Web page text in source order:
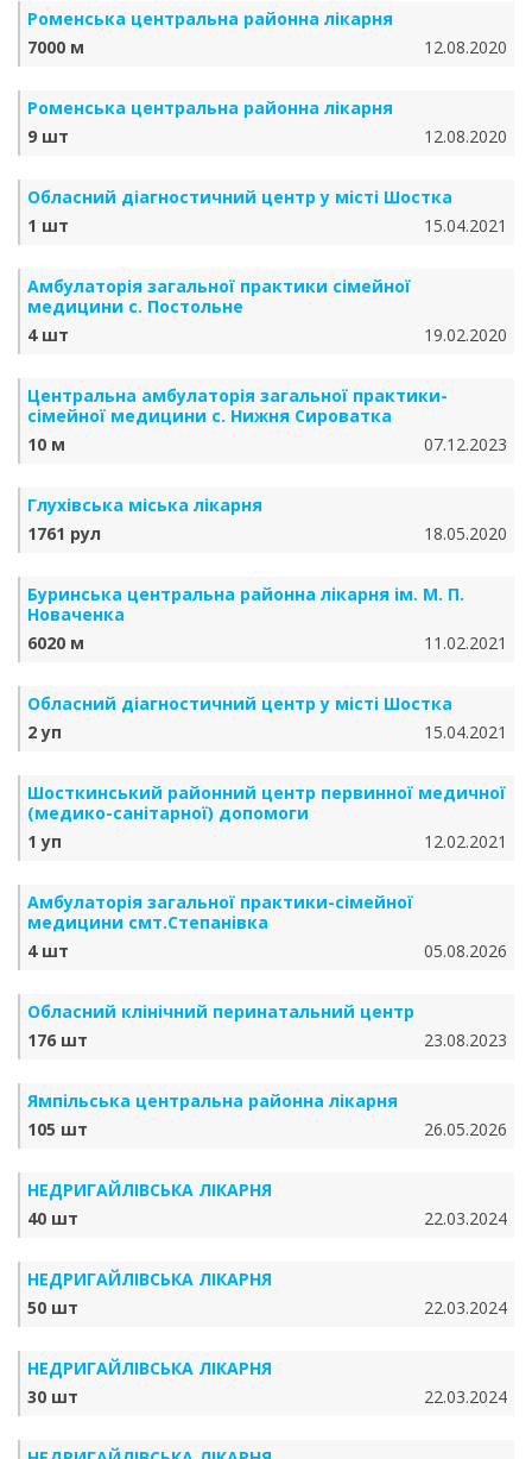
Роменська центральна районна лікарня
7000 м
12.08.2020
Роменська центральна районна лікарня
9 шт
12.08.2020
Обласний діагностичний центр у місті Шостка
1 шт
15.04.2021
Амбулаторія загальної практики сімейної
медицини с. Постольне
4 шт
19.02.2020
Центральна амбулаторія загальної практики-
сімейної медицини с. Нижня Сироватка
10 м
07.12.2023
Глухівська міська лікарня
1761 рул
18.05.2020
Буринська центральна районна лікарня ім. М. П.
Новаченка
6020 м
11.02.2021
Обласний діагностичний центр у місті Шостка
2 уп
15.04.2021
Шосткинський районний центр первинної медичної
(медико-санітарної) допомоги
1 уп
12.02.2021
Амбулаторія загальної практики-сімейної
медицини смт.Степанівка
4 шт
05.08.2026
Обласний клінічний перинатальний центр
176 шт
23.08.2023
Ямпільська центральна районна лікарня
105 шт
26.05.2026
НЕДРИГАЙЛІВСЬКА ЛІКАРНЯ
40 шт
22.03.2024
НЕДРИГАЙЛІВСЬКА ЛІКАРНЯ
50 шт
22.03.2024
НЕДРИГАЙЛІВСЬКА ЛІКАРНЯ
30 шт
22.03.2024